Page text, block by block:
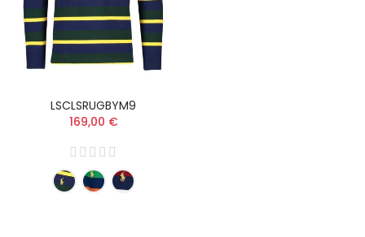
LSCLSRUGBYM9
169,00 €